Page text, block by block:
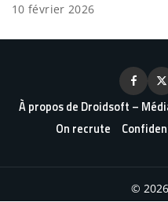
10 février 2026
À propos de Droidsoft –
On recrute
©